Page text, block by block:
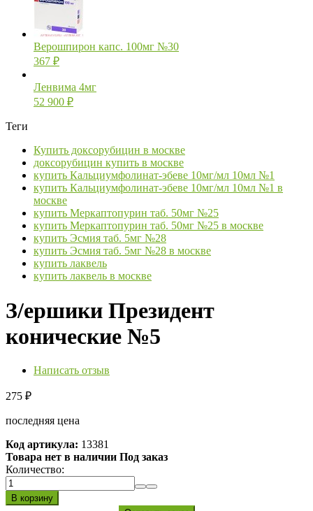
Верошпирон капс. 100мг №30
367 ₽
Ленвима 4мг
52 900 ₽
Теги
Купить доксорубицин в москве
доксорубицин купить в москве
купить Кальциумфолинат-эбеве 10мг/мл 10мл №1
купить Кальциумфолинат-эбеве 10мг/мл 10мл №1 в
москве
купить Меркаптопурин таб. 50мг №25
купить Меркаптопурин таб. 50мг №25 в москве
купить Эсмия таб. 5мг №28
купить Эсмия таб. 5мг №28 в москве
купить лаквель
купить лаквель в москве
З/ершики Президент
конические №5
Написать отзыв
275 ₽
последняя цена
Код артикула: 13381
Товара нет в наличии Под заказ
Количество: